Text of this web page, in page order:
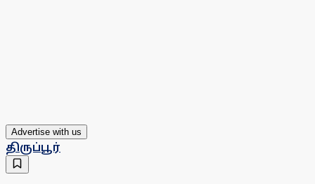
Advertise with us
திருப்பூர்